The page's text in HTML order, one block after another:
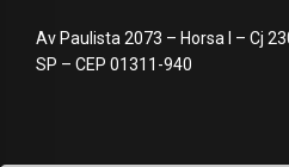
Av Paulista 2073 – Horsa I – Cj
SP – CEP 01311-940